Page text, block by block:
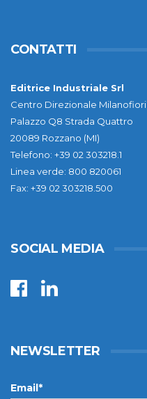
CONTATTI
Editrice Industriale Srl
Centro Direzionale Milanofiori
Palazzo Q8 Strada Quattro
20089 Rozzano (MI)
Telefono: +39 02 303218.1
Linea verde: 800 820061
Fax: +39 02 303218.500
SOCIAL MEDIA
NEWSLETTER
Email*